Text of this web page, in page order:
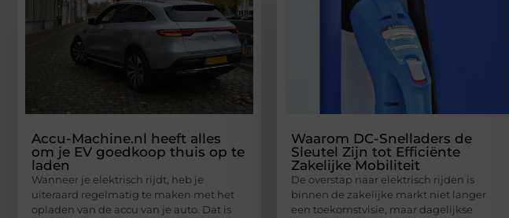
Accu-Machine.nl heeft alles
om je EV goedkoop thuis op te
laden
Wanneer je elektrisch rijdt, heb je
uiteraard regelmatig te maken met het
opladen van de accu van je auto. Dat is
Waarom DC-Snelladers de
Sleutel Zijn tot Efficiënte
Zakelijke Mobiliteit
De overstap naar elektrisch rijden is
binnen de zakelijke markt niet langer
een toekomstvisie, maar dagelijkse